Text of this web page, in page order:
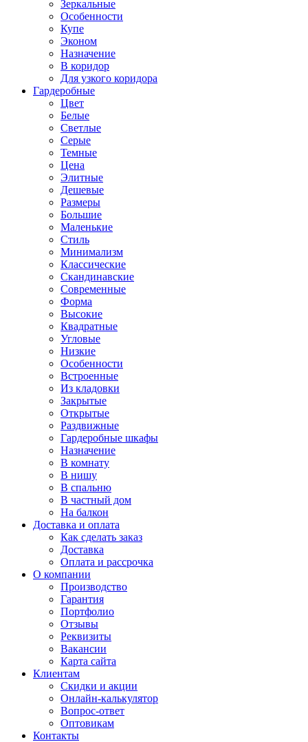
Зеркальные
Особенности
Купе
Эконом
Назначение
В коридор
Для узкого коридора
Гардеробные
Цвет
Белые
Светлые
Серые
Темные
Цена
Элитные
Дешевые
Размеры
Большие
Маленькие
Стиль
Минимализм
Классические
Скандинавские
Современные
Форма
Высокие
Квадратные
Угловые
Низкие
Особенности
Встроенные
Из кладовки
Закрытые
Открытые
Раздвижные
Гардеробные шкафы
Назначение
В комнату
В нишу
В спальню
В частный дом
На балкон
Доставка и оплата
Как сделать заказ
Доставка
Оплата и рассрочка
О компании
Производство
Гарантия
Портфолио
Отзывы
Реквизиты
Вакансии
Карта сайта
Клиентам
Скидки и акции
Онлайн-калькулятор
Вопрос-ответ
Оптовикам
Контакты